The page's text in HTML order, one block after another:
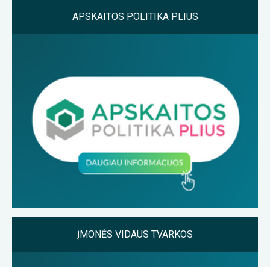
APSKAITOS POLITIKA PLIUS
ĮMONĖS VIDAUS TVARKOS